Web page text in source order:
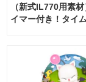
（新式IL770用素
イマー付き！タイ